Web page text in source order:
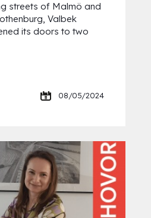
streets of Malmö and
Valbek
its doors to two
08/05/2024